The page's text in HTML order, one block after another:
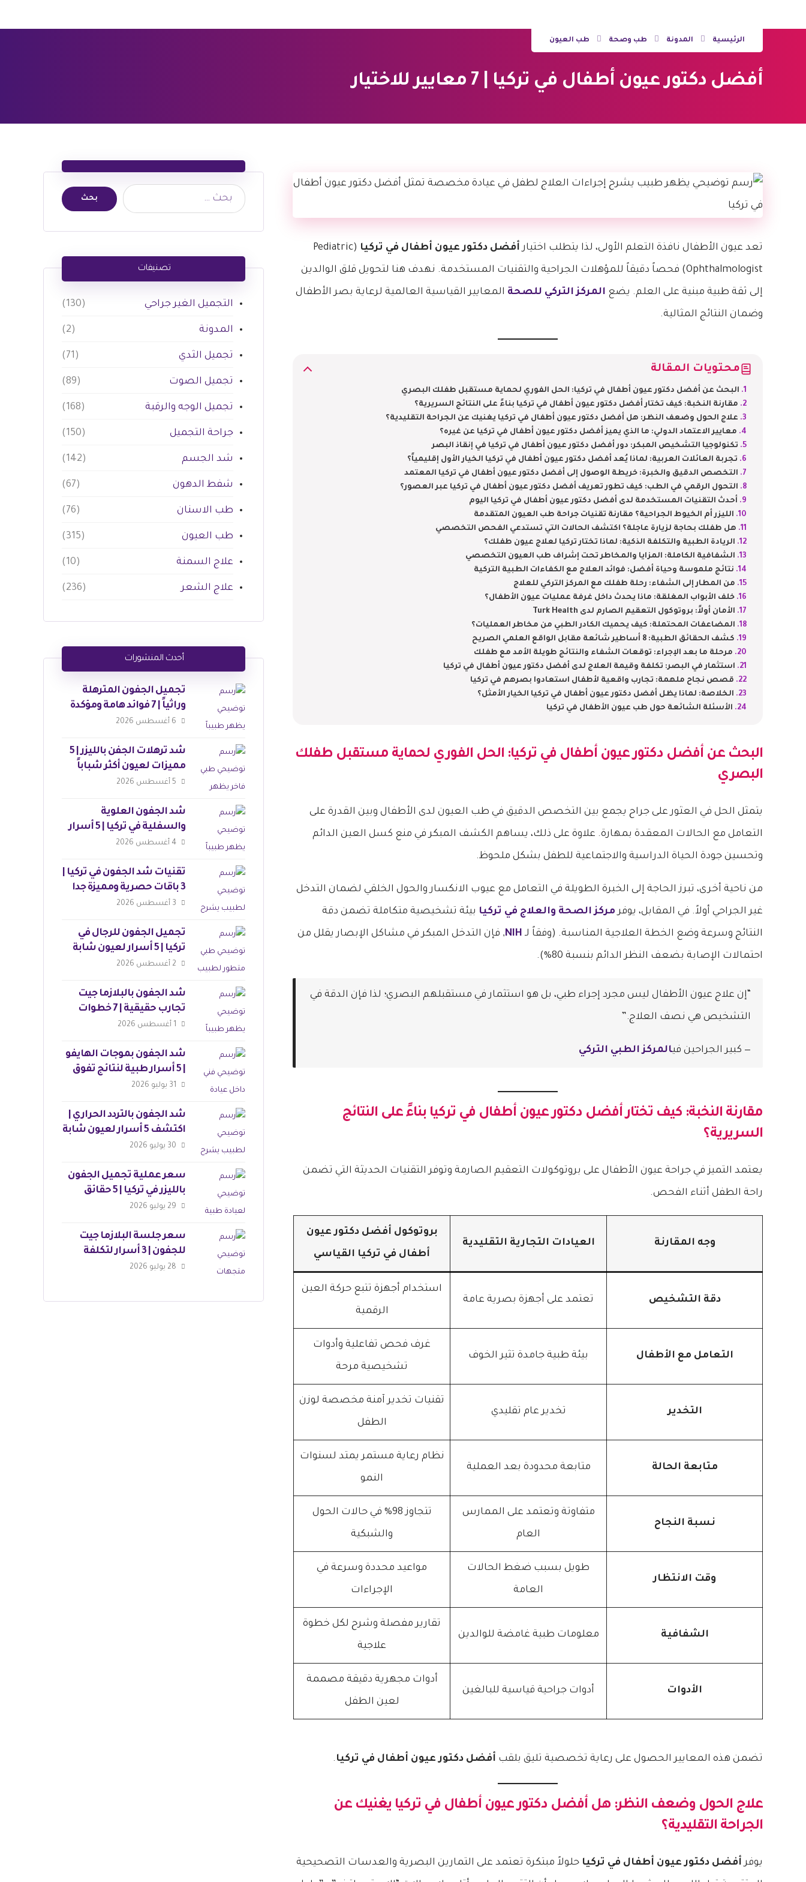
الرئيسية المدونة طب وصحة طب العيون
أفضل دكتور عيون أطفال في تركيا | 7 معايير للاختيار
تعد عيون الأطفال نافذة التعلم الأولى، لذا يتطلب اختيارأفضل دكتور عيون أطفال في تركيا (Pediatric
Ophthalmologist) فحصاً دقيقاً للمؤهلات الجراحية والتقنيات المستخدمة. نهدف هنا لتحويل قلق الوالدين
إلى ثقة طبية مبنية على العلم. يضع المركز التركي للصحة المعايير القياسية العالمية لرعاية بصر الأطفال
وضمان النتائج المثالية.
محتويات المقالة
البحث عن أفضل دكتور عيون أطفال في تركيا: الحل الفوري لحماية مستقبل طفلك البصري
مقارنة النخبة: كيف تختار أفضل دكتور عيون أطفال في تركيا بناءً على النتائج السريرية؟
علاج الحول وضعف النظر: هل أفضل دكتور عيون أطفال في تركيا يغنيك عن الجراحة التقليدية؟
معايير الاعتماد الدولي: ما الذي يميز أفضل دكتور عيون أطفال في تركيا عن غيره؟
تكنولوجيا التشخيص المبكر: دور أفضل دكتور عيون أطفال في تركيا في إنقاذ البصر
تجربة العائلات العربية: لماذا يُعد أفضل دكتور عيون أطفال في تركيا الخيار الأول إقليمياً؟
التخصص الدقيق والخبرة: خريطة الوصول إلى أفضل دكتور عيون أطفال في تركيا المعتمد
التحول الرقمي في الطب: كيف تطور تعريف أفضل دكتور عيون أطفال في تركيا عبر العصور؟
أحدث التقنيات المستخدمة لدى أفضل دكتور عيون أطفال في تركيا اليوم
الليزر أم الخيوط الجراحية؟ مقارنة تقنيات جراحة طب العيون المتقدمة
هل طفلك بحاجة لزيارة عاجلة؟ اكتشف الحالات التي تستدعي الفحص التخصصي
الريادة الطبية والتكلفة الذكية: لماذا تختار تركيا لعلاج عيون طفلك؟
الشفافية الكاملة: المزايا والمخاطر تحت إشراف طب العيون التخصصي
نتائج ملموسة وحياة أفضل: فوائد العلاج مع الكفاءات الطبية التركية
من المطار إلى الشفاء: رحلة طفلك مع المركز التركي للعلاج
خلف الأبواب المغلقة: ماذا يحدث داخل غرفة عمليات عيون الأطفال؟
الأمان أولاً: بروتوكول التعقيم الصارم لدى Turk Health
المضاعفات المحتملة: كيف يحميك الكادر الطبي من مخاطر العمليات؟
كشف الحقائق الطبية: 8 أساطير شائعة مقابل الواقع العلمي الصريح
مرحلة ما بعد الإجراء: توقعات الشفاء والنتائج طويلة الأمد مع طفلك
استثمار في البصر: تكلفة وقيمة العلاج لدى أفضل دكتور عيون أطفال في تركيا
قصص نجاح ملهمة: تجارب واقعية لأطفال استعادوا بصرهم في تركيا
الخلاصة: لماذا يظل أفضل دكتور عيون أطفال في تركيا الخيار الأمثل؟
الأسئلة الشائعة حول طب عيون الأطفال في تركيا
البحث عن أفضل دكتور عيون أطفال في تركيا: الحل الفوري لحماية مستقبل طفلك
البصري
يتمثل الحل في العثور على جراح يجمع بين التخصص الدقيق في طب العيون لدى الأطفال وبين القدرة على
التعامل مع الحالات المعقدة بمهارة. علاوة على ذلك، يساهم الكشف المبكر في منع كسل العين الدائم
وتحسين جودة الحياة الدراسية والاجتماعية للطفل بشكل ملحوظ.
من ناحية أخرى، تبرز الحاجة إلى الخبرة الطويلة في التعامل مع عيوب الانكسار والحول الخلقي لضمان التدخل
غير الجراحي أولاً. في المقابل، يوفرمركز الصحة والعلاج في تركيا بيئة تشخيصية متكاملة تضمن دقة
النتائج وسرعة وضع الخطة العلاجية المناسبة. (وفقاً لـ NIH, فإن التدخل المبكر في مشاكل الإبصار يقلل من
احتمالات الإصابة بضعف النظر الدائم بنسبة 80%).
“إن علاج عيون الأطفال ليس مجرد إجراء طبي، بل هو استثمار في مستقبلهم البصري؛ لذا فإن الدقة في
التشخيص هي نصف العلاج.”
— كبير الجراحين فيالمركز الطبي التركي
مقارنة النخبة: كيف تختارأفضل دكتور عيون أطفال في تركيا بناءً على النتائج
السريرية؟
يعتمد التميز في جراحة عيون الأطفال على بروتوكولات التعقيم الصارمة وتوفر التقنيات الحديثة التي تضمن
راحة الطفل أثناء الفحص.
وجه المقارنة العيادات التجارية التقليدية
بروتوكول أفضل دكتور عيون
أطفال في تركيا القياسي
دقة التشخيص تعتمد على أجهزة بصرية عامة
استخدام أجهزة تتبع حركة العين
الرقمية
التعامل مع الأطفال بيئة طبية جامدة تثير الخوف
غرف فحص تفاعلية وأدوات
تشخيصية مرحة
التخدير تخدير عام تقليدي
تقنيات تخدير آمنة مخصصة لوزن
الطفل
متابعة الحالة متابعة محدودة بعد العملية
نظام رعاية مستمر يمتد لسنوات
النمو
نسبة النجاح
متفاوتة وتعتمد على الممارس
العام
تتجاوز 98% في حالات الحول
والشبكية
وقت الانتظار
طويل بسبب ضغط الحالات
العامة
مواعيد محددة وسرعة في
الإجراءات
الشفافية معلومات طبية غامضة للوالدين
تقارير مفصلة وشرح لكل خطوة
علاجية
الأدوات أدوات جراحية قياسية للبالغين
أدوات مجهرية دقيقة مصممة
لعين الطفل
تضمن هذه المعايير الحصول على رعاية تخصصية تليق بلقب أفضل دكتور عيون أطفال في تركيا .
علاج الحول وضعف النظر: هل أفضل دكتور عيون أطفال في تركيا يغنيك عن
الجراحة التقليدية؟
يوفرأفضل دكتور عيون أطفال في تركيا حلولاً مبتكرة تعتمد على التمارين البصرية والعدسات التصحيحية
تصنيفات
التجميل الغير جراحي (130)
المدونة (2)
تجميل الثدي (71)
تجميل الصوت (89)
تجميل الوجه والرقبة (168)
جراحة التجميل (150)
شد الجسم (142)
شفط الدهون (67)
طب الاسنان (76)
طب العيون (315)
علاج السمنة (10)
علاج الشعر (236)
أحدث المنشورات
تجميل الجفون المترهلة
وراثياً | 7 فوائد هامة ومؤكدة
6 أغسطس 2026
شد ترهلات الجفن بالليزر | 5
مميزات لعيون أكثر شباباً
5 أغسطس 2026
شد الجفون العلوية
والسفلية في تركيا | 5 أسرار
لنتائج مثالية
4 أغسطس 2026
تقنيات شد الجفون في تركيا |
3 باقات حصرية ومميزة جدا
3 أغسطس 2026
تجميل الجفون للرجال في
تركيا | 5 أسرار لعيون شابة
وجذابة
2 أغسطس 2026
شد الجفون بالبلازما جيت
تجارب حقيقية | 7 خطوات
للجمال
1 أغسطس 2026
شد الجفون بموجات الهايفو
| 5 أسرار طبية لنتائج تفوق
التوقعات
31 يوليو 2026
شد الجفون بالتردد الحراري |
اكتشف 5 أسرار لعيون شابة
30 يوليو 2026
سعر عملية تجميل الجفون
بالليزر في تركيا | 5 حقائق
مذهلة
29 يوليو 2026
سعر جلسة البلازما جيت
للجفون | 3 أسرار لتكلفة
العملية
28 يوليو 2026